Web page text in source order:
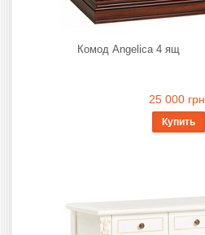
Комод Angelica 4 ящ
25 000 грн.
Купить